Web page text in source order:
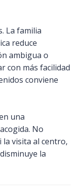
La familia
reduce
ambigua o
con más facilidad
conviene
una
No
visita al centro,
la